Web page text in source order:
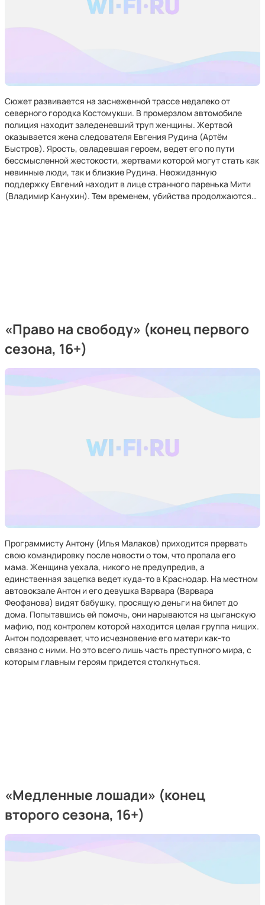
Сюжет развивается на заснеженной трассе недалеко от
северного городка Костомукши. В промерзлом автомобиле
полиция находит заледеневший труп женщины. Жертвой
оказывается жена следователя Евгения Рудина (Артём
Быстров). Ярость, овладевшая героем, ведет его по пути
бессмысленной жестокости, жертвами которой могут стать как
невинные люди, так и близкие Рудина. Неожиданную
поддержку Евгений находит в лице странного паренька Мити
(Владимир Канухин). Тем временем, убийства продолжаются…
«Право на свободу» (конец первого
сезона, 16+)
Программисту Антону (Илья Малаков) приходится прервать
свою командировку после новости о том, что пропала его
мама. Женщина уехала, никого не предупредив, а
единственная зацепка ведет куда-то в Краснодар. На местном
автовокзале Антон и его девушка Варвара (Варвара
Феофанова) видят бабушку, просящую деньги на билет до
дома. Попытавшись ей помочь, они нарываются на цыганскую
мафию, под контролем которой находится целая группа нищих.
Антон подозревает, что исчезновение его матери как-то
связано с ними. Но это всего лишь часть преступного мира, с
которым главным героям придется столкнуться.
«Медленные лошади» (конец
второго сезона, 16+)